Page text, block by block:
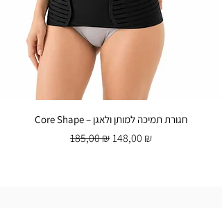
Core Shape – חגורת תמיכה למותן ולאגן
Обычная цена
185,00 ₪ Цена со скидкой
148,00 ₪